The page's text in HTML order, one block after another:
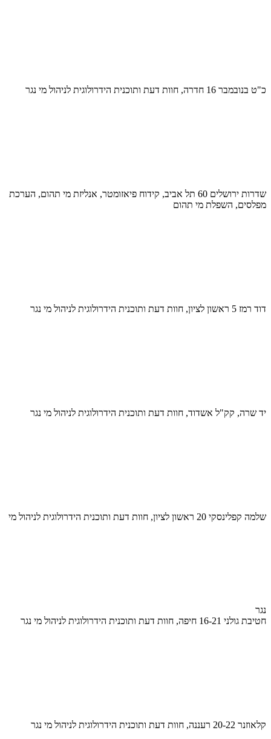
כ"ט בנובמבר 16 חדרה, חוות דעת ותוכנית הידרולוגית לניהול מי נגר
שדרות ירושלים 60 תל אביב, קידוח פיאזומטר, אנליזת מי תהום, הערכת
מפלסים, השפלת מי תהום
דוד רמז 5 ראשון לציון, חוות דעת ותוכנית הידרולוגית לניהול מי נגר
יד שרה, קק"ל אשדוד, חוות דעת ותוכנית הידרולוגית לניהול מי נגר
שלמה קפלינסקי 20 ראשון לציון, חוות דעת ותוכנית הידרולוגית לניהול מי
נגר
חטיבת גולני 16-21 חיפה, חוות דעת ותוכנית הידרולוגית לניהול מי נגר
קלאוזנר 20-22 רעננה, חוות דעת ותוכנית הידרולוגית לניהול מי נגר